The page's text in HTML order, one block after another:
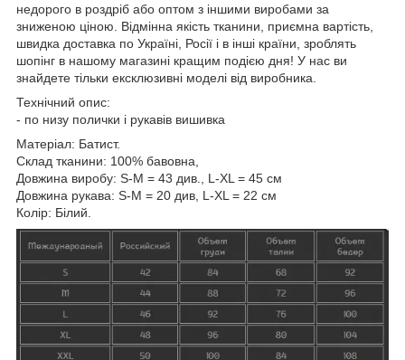
недорого в роздріб або оптом з іншими виробами за
зниженою ціною. Відмінна якість тканини, приємна вартість,
швидка доставка по Україні, Росії і в інші країни, зроблять
шопінг в нашому магазині кращим подією дня! У нас ви
знайдете тільки ексклюзивні моделі від виробника.
Технічний опис:
- по низу полички і рукавів вишивка
Матеріал: Батист.
Склад тканини: 100% бавовна,
Довжина виробу: S-M = 43 див., L-XL = 45 см
Довжина рукава: S-M = 20 див, L-XL = 22 см
Колір: Білий.